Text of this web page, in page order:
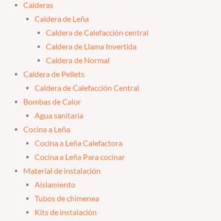
Calderas
Caldera de Leña
Caldera de Calefacción central
Caldera de Llama Invertida
Caldera de Normal
Caldera de Pellets
Caldera de Calefacción Central
Bombas de Calor
Agua sanitaria
Cocina a Leña
Cocina a Leña Calefactora
Cocina a Leña Para cocinar
Material de instalación
Aislamiento
Tubos de chimenea
Kits de instalación